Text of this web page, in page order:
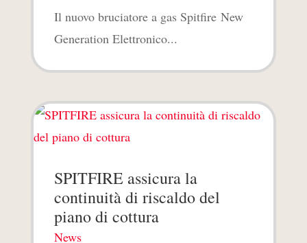
Il nuovo bruciatore a gas Spitfire New
Generation Elettronico...
SPITFIRE assicura la
continuità di riscaldo del
piano di cottura
News